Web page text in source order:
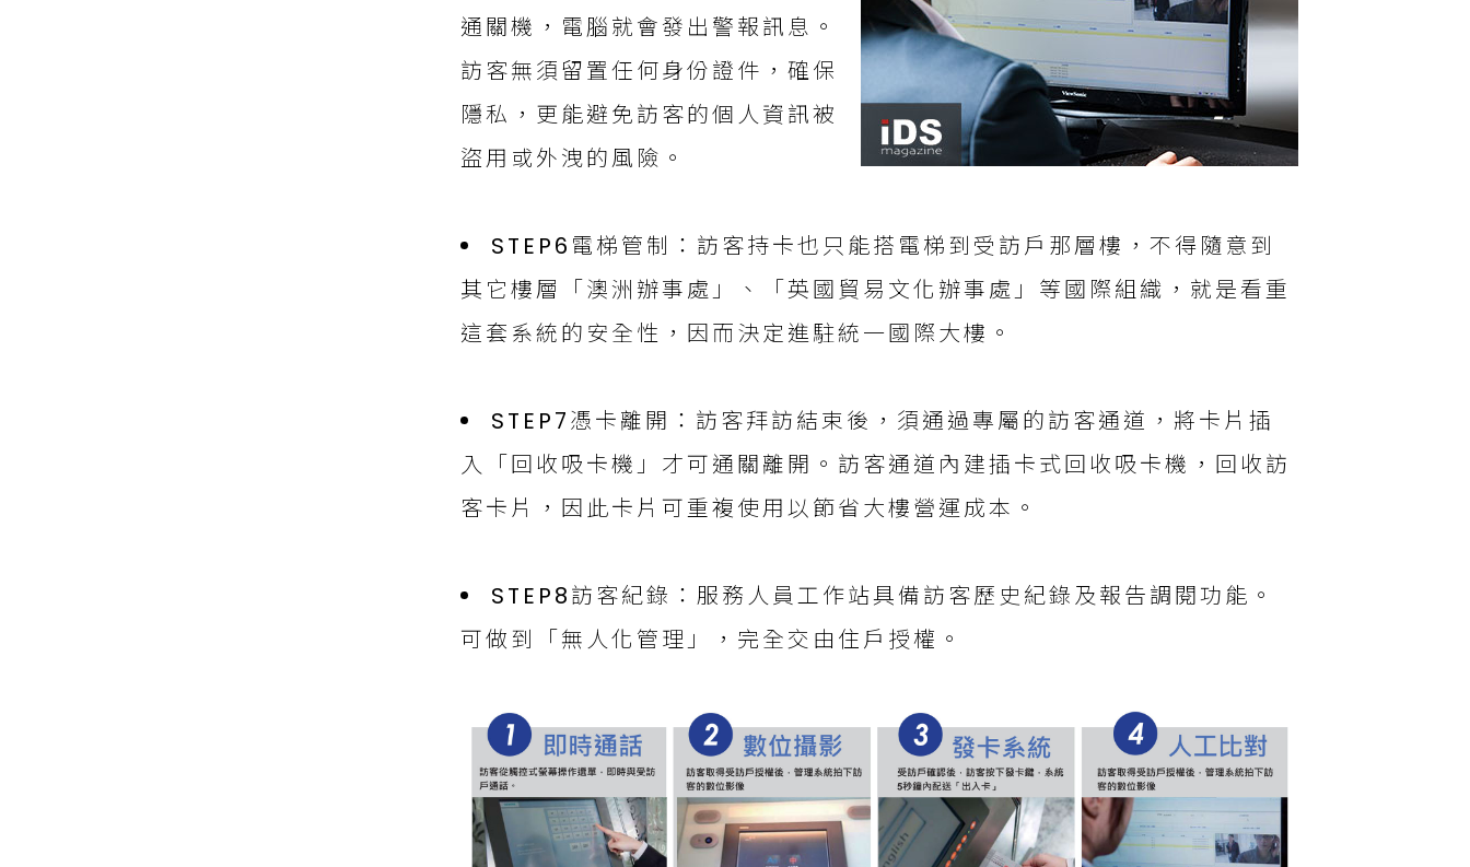
通關機，電腦就會發出警報訊息。
訪客無須留置任何身份證件，確保
隱私，更能避免訪客的個人資訊被
盜用或外洩的風險。
STEP6電梯管制：訪客持卡也只能搭電梯到受訪戶那層樓，不得隨意到
其它樓層「澳洲辦事處」、「英國貿易文化辦事處」等國際組織，就是看重
這套系統的安全性，因而決定進駐統一國際大樓。
STEP7憑卡離開：訪客拜訪結束後，須通過專屬的訪客通道，將卡片插
入「回收吸卡機」才可通關離開。訪客通道內建插卡式回收吸卡機，回收訪
客卡片，因此卡片可重複使用以節省大樓營運成本。
STEP8訪客紀錄：服務人員工作站具備訪客歷史紀錄及報告調閱功能。
可做到「無人化管理」，完全交由住戶授權。